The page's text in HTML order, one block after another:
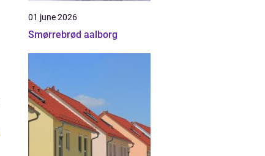
01 june 2026
Smørrebrød aalborg